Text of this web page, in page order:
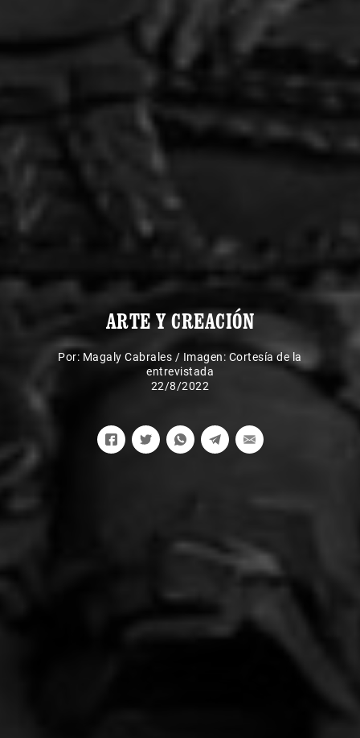
ARTE Y CREACIÓN
Por: Magaly Cabrales / Imagen: Cortesía de la
entrevistada
22/8/2022